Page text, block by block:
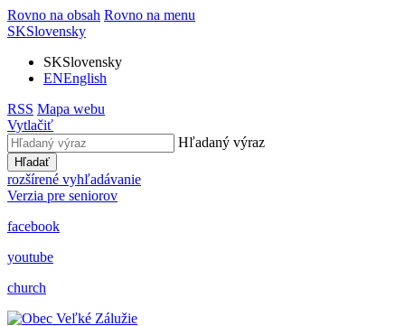
Rovno na obsah Rovno na menu
SKSlovensky
SKSlovensky
ENEnglish
RSS Mapa webu
Vytlačiť
Hľadaný výraz
Hľadať
rozšírené vyhľadávanie
Verzia pre seniorov
facebook
youtube
church